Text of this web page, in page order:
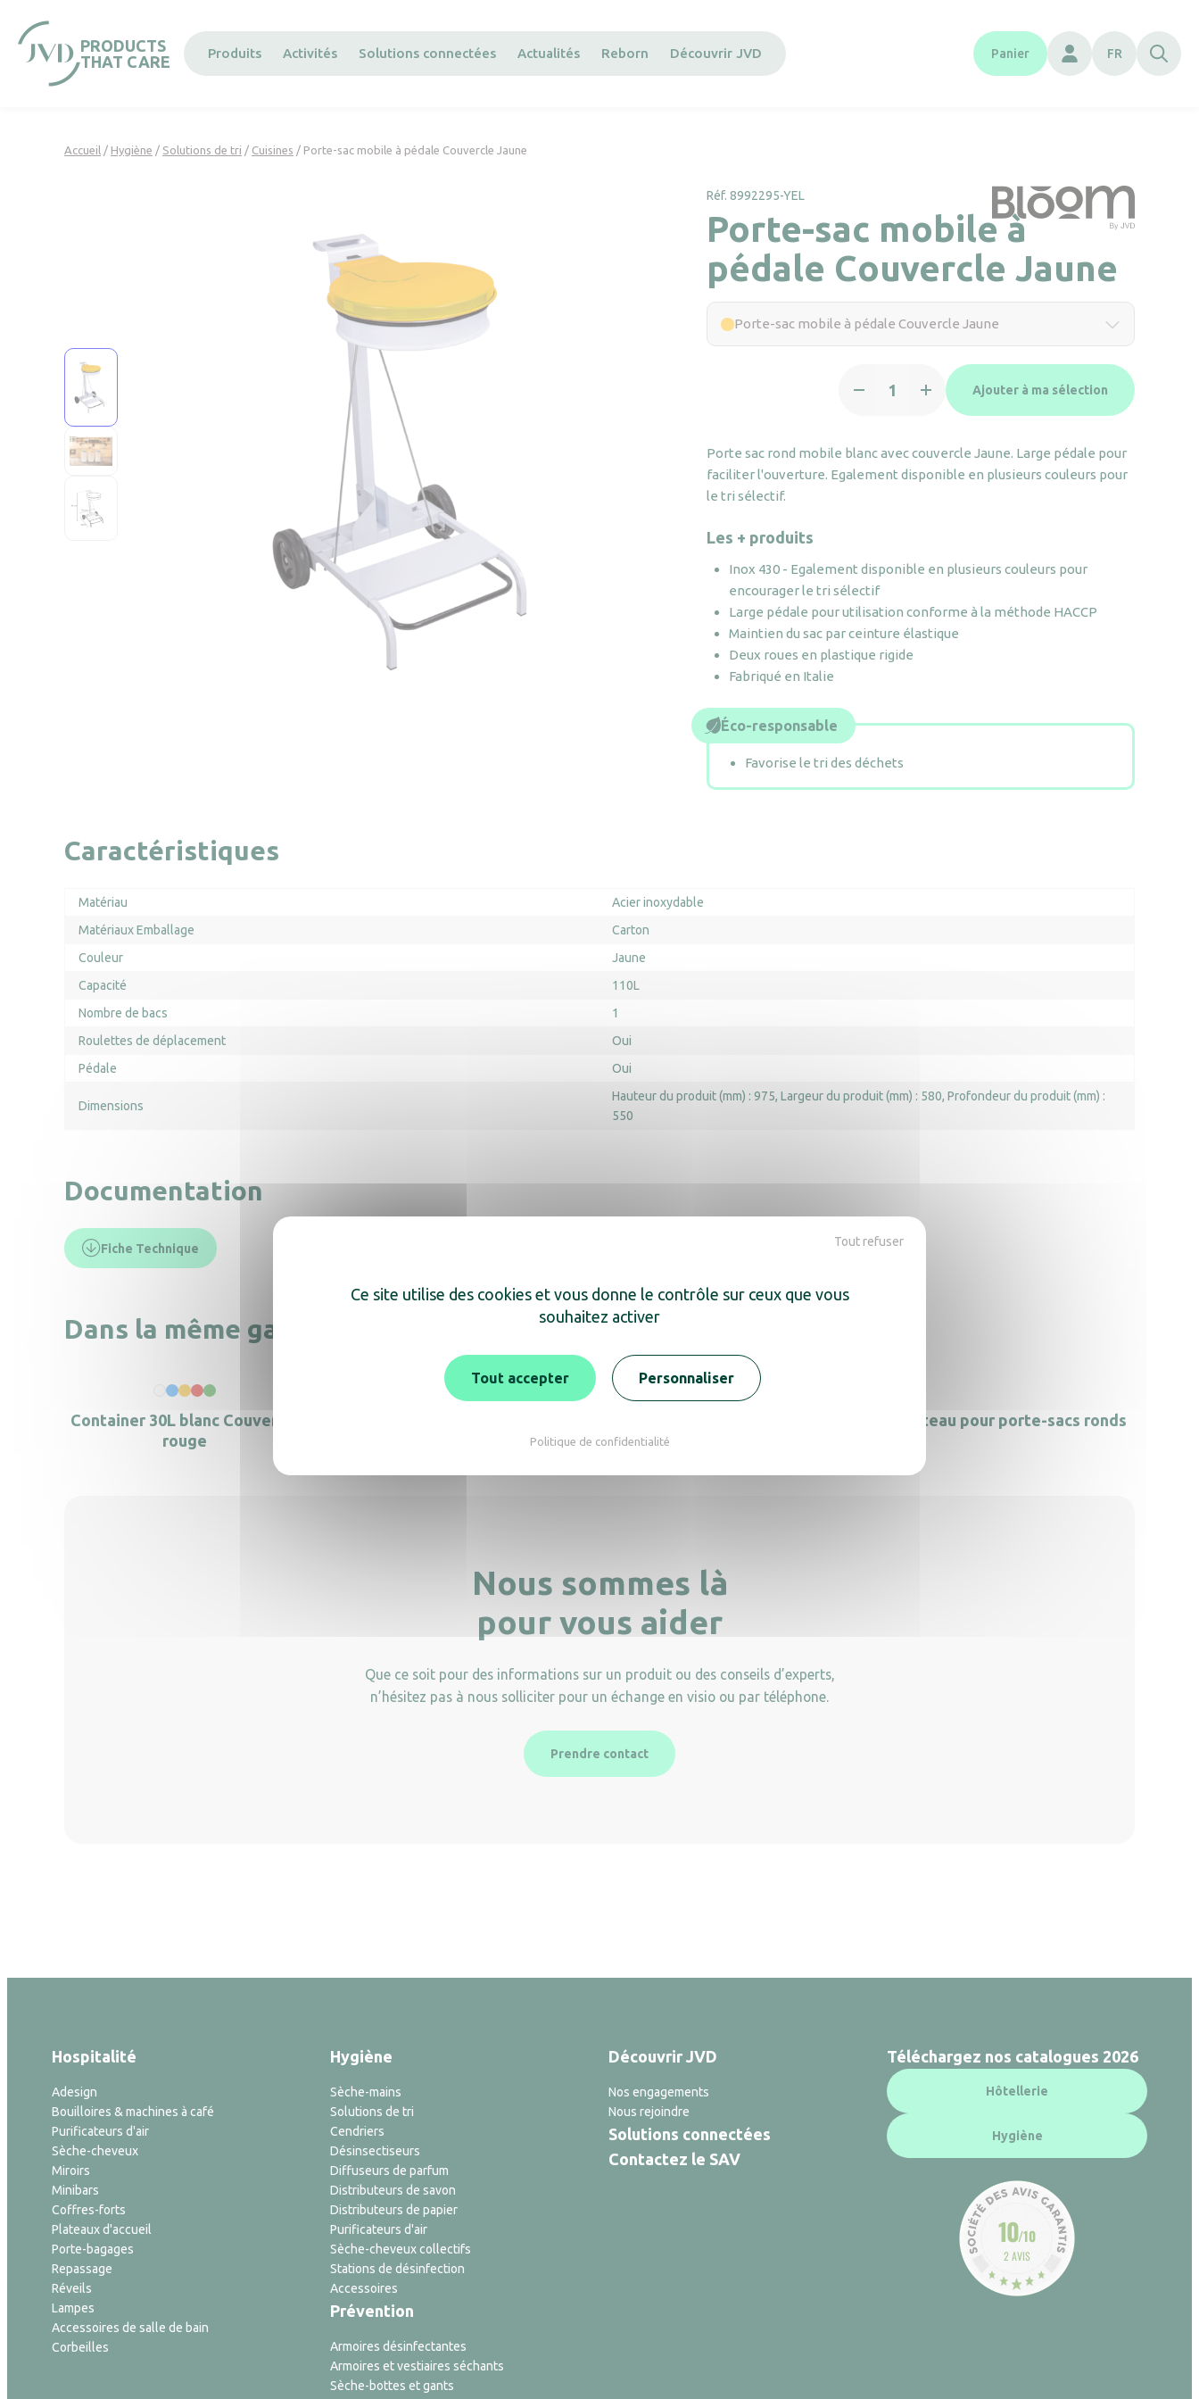
PRODUCTS
THAT CARE
Produits Activités Solutions connectées Actualités Reborn Découvrir JVD Panier FR
Accueil / Hygiène / Solutions de tri / Cuisines / Porte-sac mobile à pédale Couvercle Jaune
Réf. 8992295-YEL
Porte-sac mobile à
pédale Couvercle Jaune
Porte-sac mobile à pédale Couvercle Jaune
mobile
à
Ajouter à ma sélection
Porte sac rond mobile blanc avec couvercle Jaune. Large pédale pour
faciliter l'ouverture. Egalement disponible en plusieurs couleurs pour
le tri sélectif.
Les + produits
Inox 430 - Egalement disponible en plusieurs couleurs pour
encourager le tri sélectif
Large pédale pour utilisation conforme à la méthode HACCP
Maintien du sac par ceinture élastique
Deux roues en plastique rigide
Fabriqué en Italie
Éco-responsable
Favorise le tri des déchets
Caractéristiques
Matériau
Acier inoxydable
Matériaux Emballage
Carton
Couleur
Jaune
Capacité
110L
Nombre de bacs
1
Roulettes de déplacement
Oui
Pédale
Oui
Dimensions
Hauteur du produit (mm) : 975 Largeur du produit (mm) : 580 Profondeur du produit (mm) :
550
Documentation
Fiche Technique
Dans la même gamme, découvrez également
Container 30L blanc Couvercle
rouge
Poteau pour porte-sacs ronds
Nous sommes là
pour vous aider
Que ce soit pour des informations sur un produit ou des conseils d’experts,
n’hésitez pas à nous solliciter pour un échange en visio ou par téléphone.
Prendre contact
Hospitalité
Adesign
Bouilloires & machines à café
Purificateurs d'air
Sèche-cheveux
Miroirs
Minibars
Coffres-forts
Plateaux d'accueil
Porte-bagages
Repassage
Réveils
Lampes
Accessoires de salle de bain
Corbeilles
Hygiène
Sèche-mains
Solutions de tri
Cendriers
Désinsectiseurs
Diffuseurs de parfum
Distributeurs de savon
Distributeurs de papier
Purificateurs d'air
Sèche-cheveux collectifs
Stations de désinfection
Accessoires
Prévention
Armoires désinfectantes
Armoires et vestiaires séchants
Sèche-bottes et gants
Découvrir JVD
Nos engagements
Nous rejoindre
Solutions connectées
Contactez le SAV
Téléchargez nos catalogues 2026
Hôtellerie
Hygiène
10/10
2 AVIS
Ce site utilise des cookies et vous donne le contrôle sur ceux que vous
souhaitez activer
Tout accepter
Tout refuser
Personnaliser
Politique de confidentialité